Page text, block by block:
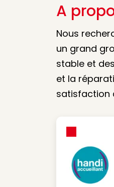
A
Nous
un grand
stable et
et la
satisfaction